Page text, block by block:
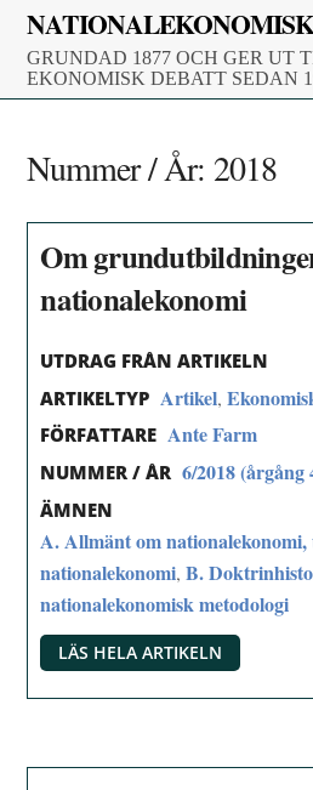
Skip
content
GRUNDAD 1877 OCH GER UT
EKONOMISK DEBATT SEDAN
Nummer / År: 2018
Om
nationalekonomi
UTDRAG FRÅN ARTIKELN
ARTIKELTYP Artikel,
FÖRFATTARE Ante Farm
NUMMER / ÅR 6/2018 (årgång
ÄMNEN
A. Allmänt om
nationalekonomi,B.
nationalekonomisk metodologi
LÄS HELA ARTIKELN